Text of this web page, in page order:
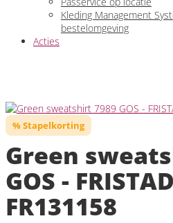
Kleding Management
bestelomgeving
Acties
% Stapelkorting
Green
GOS -
FR131158